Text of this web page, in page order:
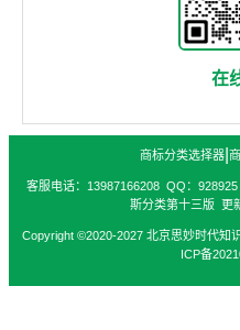
在
商标分类选择器|
客服电话：13987166208 QQ：
斯分类第十三版 更
Copyright ©2020-2027 北京思妙时代
ICP备